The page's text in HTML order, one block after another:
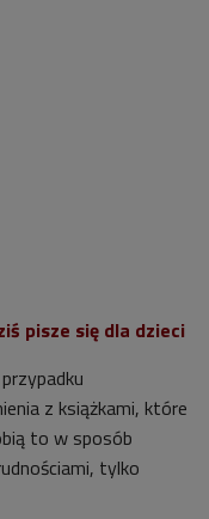
pisze się dla dzieci
z książkami, które
to w sposób
tylko